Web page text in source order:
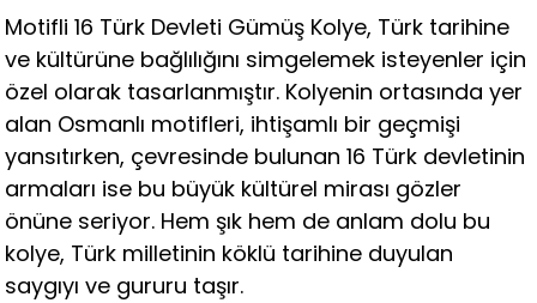
Motifli 16 Türk Devleti Gümüş Kolye, Türk tarihine
ve kültürüne bağlılığını simgelemek isteyenler için
özel olarak tasarlanmıştır. Kolyenin ortasında yer
alan Osmanlı motifleri, ihtişamlı bir geçmişi
yansıtırken, çevresinde bulunan 16 Türk devletinin
armaları ise bu büyük kültürel mirası gözler
önüne seriyor. Hem şık hem de anlam dolu bu
kolye, Türk milletinin köklü tarihine duyulan
saygıyı ve gururu taşır.